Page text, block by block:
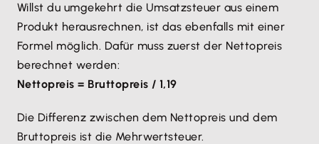
Willst du umgekehrt die Umsatzsteuer aus einem
Produkt herausrechnen, ist das ebenfalls mit einer
Formel möglich. Dafür muss zuerst der Nettopreis
berechnet werden:
Nettopreis = Bruttopreis / 1,19
Die Differenz zwischen dem Nettopreis und dem
Bruttopreis ist die Mehrwertsteuer.